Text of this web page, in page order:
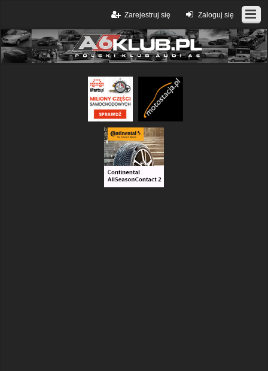
Zaloguj się
Zarejestruj się